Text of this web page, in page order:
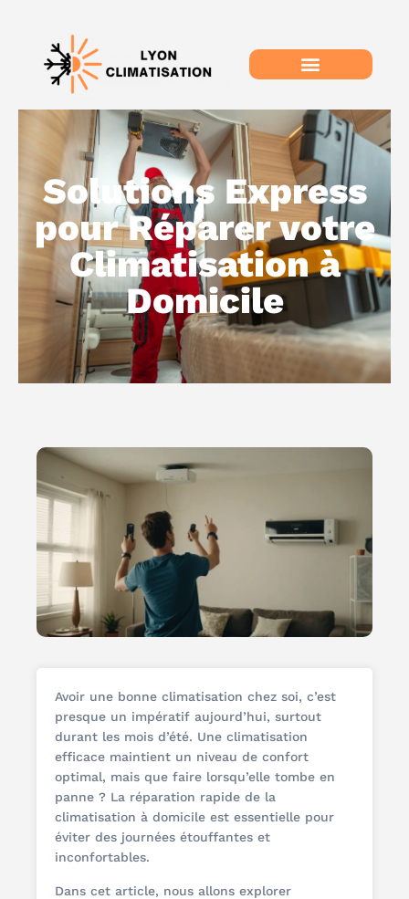
Solutions Express
pour Réparer votre
Climatisation à
Domicile
Avoir une bonne climatisation chez soi, c’est
presque un impératif aujourd’hui, surtout
durant les mois d’été. Une climatisation
efficace maintient un niveau de confort
optimal, mais que faire lorsqu’elle tombe en
panne ? La réparation rapide de la
climatisation à domicile est essentielle pour
éviter des journées étouffantes et
inconfortables.
Dans cet article, nous allons explorer